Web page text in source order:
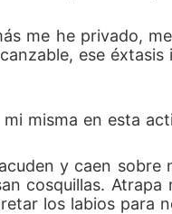
me he privado,
ese
misma en esta
y caen
cosquillas.
los labios para